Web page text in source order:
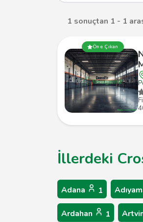
1 sonuçtan 1 - 1
Öne Çıkan
İllerdeki
Adana 1
Ardahan 1